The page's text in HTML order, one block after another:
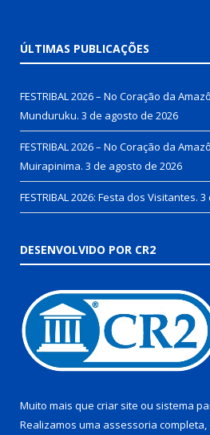
ÚLTIMAS PUBLICAÇÕES
FESTRIBAL 2026 – No Coração da
Munduruku. 3 de agosto de 2026
FESTRIBAL 2026 – No Coração da
Muirapinima. 3 de agosto de 2026
FESTRIBAL 2026: Festa dos Visitantes. 3
DESENVOLVIDO POR CR2
Muito mais que criar site ou sistema
Realizamos uma assessoria